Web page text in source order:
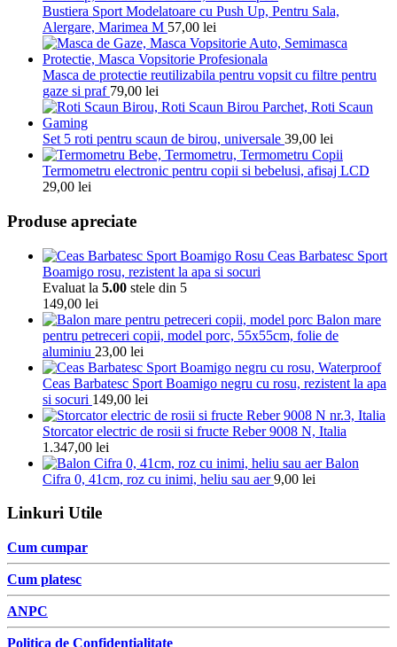
Bustiera Sport Modelatoare cu Push Up, Pentru Sala,
Alergare, Marimea M 57,00 lei
Masca de protectie reutilizabila pentru vopsit cu filtre pentru
gaze si praf 79,00 lei
Set 5 roti pentru scaun de birou, universale 39,00 lei
Termometru electronic pentru copii si bebelusi, afisaj LCD
29,00 lei
Produse apreciate
Ceas Barbatesc Sport
Boamigo rosu, rezistent la apa si socuri
Evaluat la 5.00 stele din 5
149,00 lei
Balon mare
pentru petreceri copii, model porc, 55x55cm, folie de
aluminiu 23,00 lei
Ceas Barbatesc Sport Boamigo negru cu rosu, rezistent la apa
si socuri 149,00 lei
Storcator electric de rosii si fructe Reber 9008 N, Italia
1.347,00 lei
Balon
Cifra 0, 41cm, roz cu inimi, heliu sau aer 9,00 lei
Linkuri Utile
Cum cumpar
Cum platesc
ANPC
Politica de Confidentialitate